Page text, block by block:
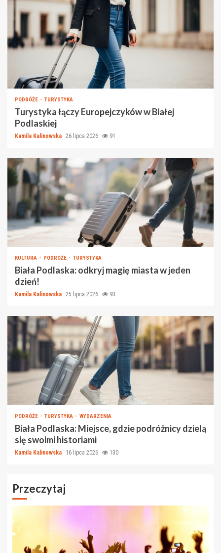
PODRÓŻE TURYSTYKA
Turystyka łączy Europejczyków w Białej
Podlaskiej
Kamila Kalinowska 26 lipca 2026 91
KULTURA PODRÓŻE TURYSTYKA
Biała Podlaska: odkryj magię miasta w jeden
dzień!
Kamila Kalinowska 25 lipca 2026 93
PODRÓŻE TURYSTYKA WYDARZENIA
Biała Podlaska: Miejsce, gdzie podróżnicy dzielą
się swoimi historiami
Kamila Kalinowska 16 lipca 2026 130
Przeczytaj